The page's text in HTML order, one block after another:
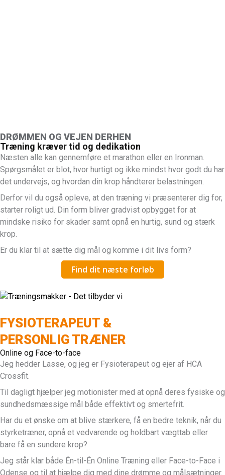
DRØMMEN OG VEJEN DERHEN
Træning kræver tid og dedikation
Næsten alle kan gennemføre et marathon eller en Ironman.
Spørgsmålet er blot, hvor hurtigt og ikke mindst hvor godt du har
det undervejs, og hvordan din krop håndterer belastningen.
Derfor vil du også opleve, at den træning vi præsenterer dig for,
starter roligt ud. Din form bliver gradvist opbygget for at
mindske risiko for skader samt opnå en hurtig, sund og stærk
krop.
Er du klar til at sætte dig mål og komme i dit livs form?
Find dit næste forløb
FYSIOTERAPEUT &
PERSONLIG TRÆNER
Online og Face-to-face
Jeg hedder Lasse, og jeg er Fysioterapeut og ejer af HCA
Crossfit.
Til dagligt hjælper jeg motionister med at opnå deres fysiske og
sundhedsmæssige mål både effektivt og smertefrit.
Har du et ønske om at blive stærkere, få en bedre teknik, når du
styrketræner, opnå et vedvarende og holdbart vægttab eller
bare få en sundere krop?
Jeg står klar både Én-til-Én Online Træning eller Face-to-Face i
Odense og til at hjælpe dig med dine drømme og målsætninger.